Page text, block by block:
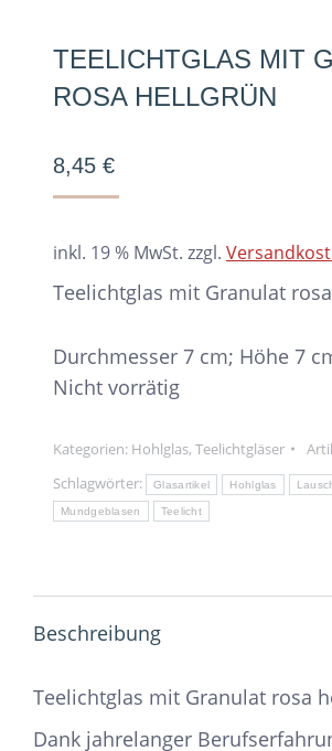
TEELICHTGLAS MIT
ROSA HELLGRÜN
8,45 €
inkl. 19 % MwSt. zzgl.
Teelichtglas mit Granulat
Durchmesser 7 cm; Höhe 7
Nicht vorrätig
Kategorien: Hohlglas, Teelichtgläser
Schlagwörter:
Glasartikel Hohlglas
Mundgeblasen Teelicht
Beschreibung
Teelichtglas mit Granulat rosa
Dank jahrelanger